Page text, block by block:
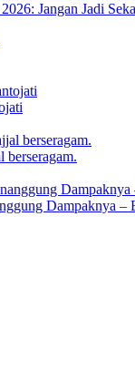
Jangan Jadi
berseragam.
Dampaknya –